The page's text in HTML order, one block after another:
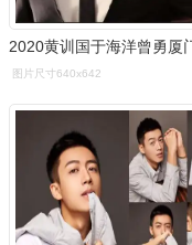
图片尺寸640x642